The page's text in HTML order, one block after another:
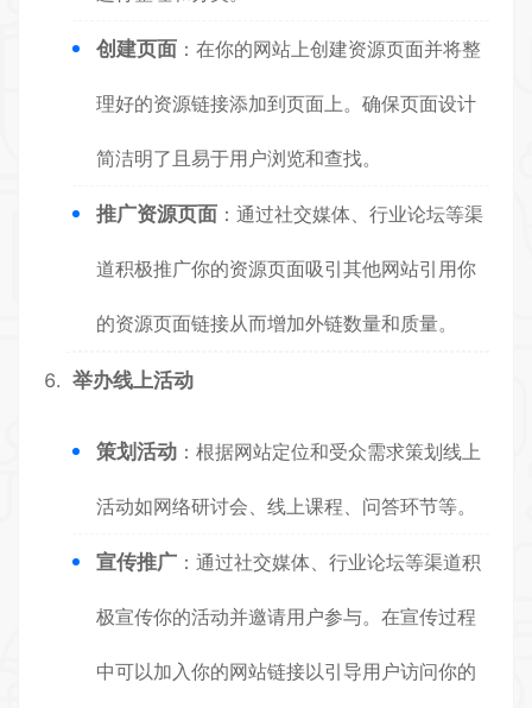
创建页面 ：在你的网站上创建资源页面并将整
理好的资源链接添加到页面上。确保页面设计
简洁明了且易于用户浏览和查找。
推广资源页面 ：通过社交媒体、行业论坛等渠
道积极推广你的资源页面吸引其他网站引用你
的资源页面链接从而增加外链数量和质量。
举办线上活动
策划活动 ：根据网站定位和受众需求策划线上
活动如网络研讨会、线上课程、问答环节等。
宣传推广 ：通过社交媒体、行业论坛等渠道积
极宣传你的活动并邀请用户参与。在宣传过程
中可以加入你的网站链接以引导用户访问你的